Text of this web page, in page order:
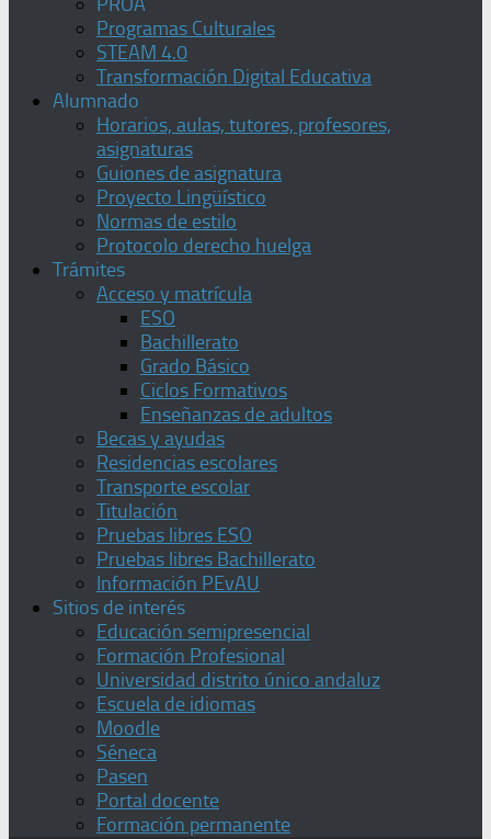
Programas Culturales
STEAM 4.0
Transformación Digital Educativa
Alumnado
Horarios, aulas, tutores, profesores,
asignaturas
Guiones de asignatura
Proyecto Lingüístico
Normas de estilo
Protocolo derecho huelga
Trámites
Acceso y matrícula
ESO
Bachillerato
Grado Básico
Ciclos Formativos
Enseñanzas de adultos
Becas y ayudas
Residencias escolares
Transporte escolar
Titulación
Pruebas libres ESO
Pruebas libres Bachillerato
Información PEvAU
Sitios de interés
Educación semipresencial
Formación Profesional
Universidad distrito único andaluz
Escuela de idiomas
Moodle
Séneca
Pasen
Portal docente
Formación permanente